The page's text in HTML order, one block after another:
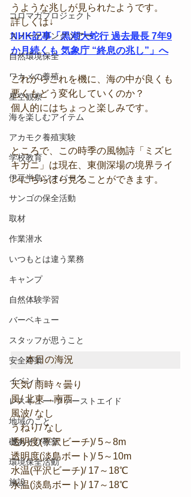
コロマガプロジェクト
スノーケリングツアー
自然環境保全
ワカメの養殖
星空観察
海を楽しむアイテム
アカモク養殖実験
学校教育
伊豆半島ジオパーク
サンゴの保全活動
取材
作業潜水
いつもとは違う業務
キャンプ
自然体験学習
バーベキュー
スタッフが思うこと
安全対策
イベント
レスキュー･ファーストエイド
地域のこと
磯あそび教室
環境保全活動
施設
うような兆しが見られたようです。
詳しくは↓
NHK記事「黒潮大蛇行 過去最長 7年9
か月続くも 気象庁 “終息の兆し”」へ
これからこれを機に、海の中が良くも
悪くもどう変化していくのか？
個人的にはちょっと楽しみです。
ところで、この時季の風物詩「ミズヒ
キガニ」は現在、東側深場の境界ライ
ンにちらほら見ることができます。
本日の海況
天気/ 雨時々曇り
風/ 北東→南西
風波/ なし
うねり/ なし
透明度(平沢ビーチ)/ 5～8m
透明度(淡島ボート)/ 5～10m
水温(平沢ビーチ)/ 17～18℃
水温(淡島ボート)/ 17～18℃